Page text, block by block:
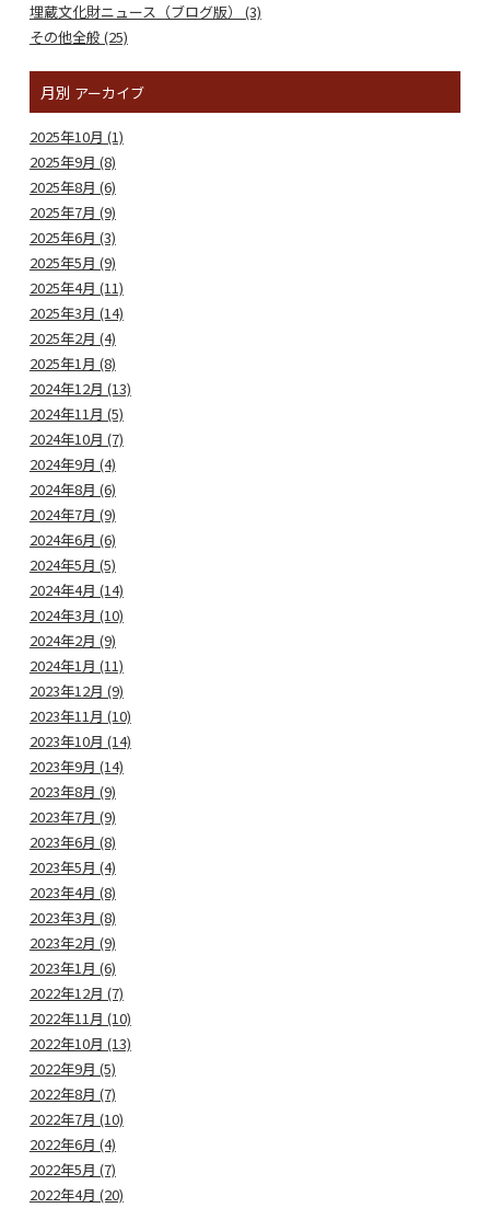
埋蔵文化財ニュース（ブログ版） (3)
その他全般 (25)
月別 アーカイブ
2025年10月 (1)
2025年9月 (8)
2025年8月 (6)
2025年7月 (9)
2025年6月 (3)
2025年5月 (9)
2025年4月 (11)
2025年3月 (14)
2025年2月 (4)
2025年1月 (8)
2024年12月 (13)
2024年11月 (5)
2024年10月 (7)
2024年9月 (4)
2024年8月 (6)
2024年7月 (9)
2024年6月 (6)
2024年5月 (5)
2024年4月 (14)
2024年3月 (10)
2024年2月 (9)
2024年1月 (11)
2023年12月 (9)
2023年11月 (10)
2023年10月 (14)
2023年9月 (14)
2023年8月 (9)
2023年7月 (9)
2023年6月 (8)
2023年5月 (4)
2023年4月 (8)
2023年3月 (8)
2023年2月 (9)
2023年1月 (6)
2022年12月 (7)
2022年11月 (10)
2022年10月 (13)
2022年9月 (5)
2022年8月 (7)
2022年7月 (10)
2022年6月 (4)
2022年5月 (7)
2022年4月 (20)